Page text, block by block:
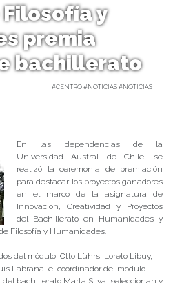
y
premia
bachillerato
#CENTRO #NOTICIAS #NOTICIAS
En las dependencias de la
Universidad Austral de Chile, se
realizó la ceremonia de premiación
para destacar los proyectos ganadores
en el marco de la asignatura de
Innovación, Creatividad y Proyectos
del Bachillerato en Humanidades y
Filosofía y Humanidades.
del módulo, Otto Lührs, Loreto Libuy,
Labraña, el coordinador del módulo
bachillerato Marta Silva, seleccionan y